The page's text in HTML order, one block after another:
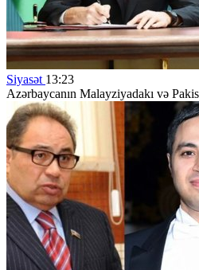
Siyasət 13:23
Azərbaycanın Malayziyadakı və